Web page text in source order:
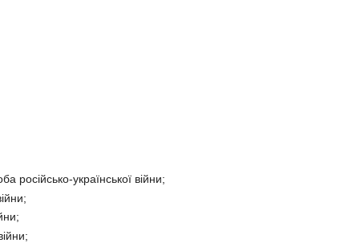
російсько-української війни;